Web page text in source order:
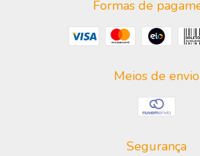
Formas de
Meios de envio
Segurança